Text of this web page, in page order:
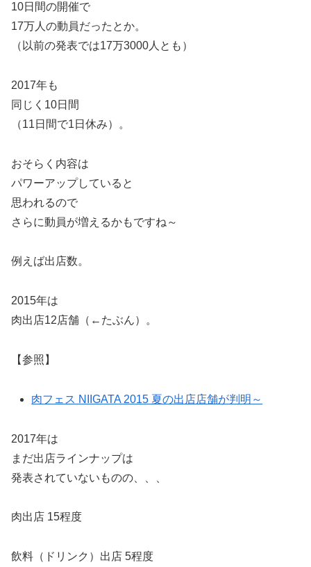
10日間の開催で
17万人の動員だったとか。
（以前の発表では17万3000人とも）
2017年も
同じく10日間
（11日間で1日休み）。
おそらく内容は
パワーアップしていると
思われるので
さらに動員が増えるかもですね～
例えば出店数。
2015年は
肉出店12店舗（←たぶん）。
【参照】
肉フェス NIIGATA 2015 夏の出店店舗が判明～
2017年は
まだ出店ラインナップは
発表されていないものの、、、
肉出店 15程度
飲料（ドリンク）出店 5程度